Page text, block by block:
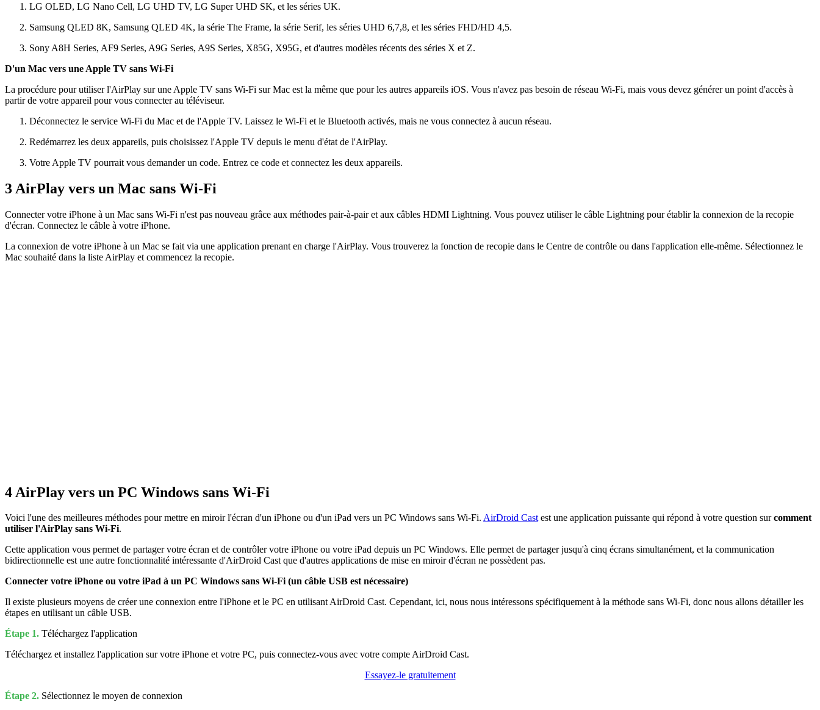
LG OLED, LG Nano Cell, LG UHD TV, LG Super UHD SK, et les séries UK.
Samsung QLED 8K, Samsung QLED 4K, la série The Frame, la série Serif, les séries UHD 6,7,8, et les séries FHD/HD 4,5.
Sony A8H Series, AF9 Series, A9G Series, A9S Series, X85G, X95G, et d'autres modèles récents des séries X et Z.
D'un Mac vers une Apple TV sans Wi-Fi
La procédure pour utiliser l'AirPlay sur une Apple TV sans Wi-Fi sur Mac est la même que pour les autres appareils iOS. Vous n'avez pas besoin de réseau Wi-Fi, mais vous devez générer un point d'accès à
partir de votre appareil pour vous connecter au téléviseur.
Déconnectez le service Wi-Fi du Mac et de l'Apple TV. Laissez le Wi-Fi et le Bluetooth activés, mais ne vous connectez à aucun réseau.
Redémarrez les deux appareils, puis choisissez l'Apple TV depuis le menu d'état de l'AirPlay.
Votre Apple TV pourrait vous demander un code. Entrez ce code et connectez les deux appareils.
3 AirPlay vers un Mac sans Wi-Fi
Connecter votre iPhone à un Mac sans Wi-Fi n'est pas nouveau grâce aux méthodes pair-à-pair et aux câbles HDMI Lightning. Vous pouvez utiliser le câble Lightning pour établir la connexion de la recopie
d'écran. Connectez le câble à votre iPhone.
La connexion de votre iPhone à un Mac se fait via une application prenant en charge l'AirPlay. Vous trouverez la fonction de recopie dans le Centre de contrôle ou dans l'application elle-même. Sélectionnez le
Mac souhaité dans la liste AirPlay et commencez la recopie.
4 AirPlay vers un PC Windows sans Wi-Fi
Voici l'une des meilleures méthodes pour mettre en miroir l'écran d'un iPhone ou d'un iPad vers un PC Windows sans Wi-Fi. AirDroid Castest une application puissante qui répond à votre question surcomment
utiliser l'AirPlay sans Wi-Fi.
Cette application vous permet de partager votre écran et de contrôler votre iPhone ou votre iPad depuis un PC Windows. Elle permet de partager jusqu'à cinq écrans simultanément, et la communication
bidirectionnelle est une autre fonctionnalité intéressante d'AirDroid Cast que d'autres applications de mise en miroir d'écran ne possèdent pas.
Connecter votre iPhone ou votre iPad à un PC Windows sans Wi-Fi (un câble USB est nécessaire)
Il existe plusieurs moyens de créer une connexion entre l'iPhone et le PC en utilisant AirDroid Cast. Cependant, ici, nous nous intéressons spécifiquement à la méthode sans Wi-Fi, donc nous allons détailler les
étapes en utilisant un câble USB.
Étape 1. Téléchargez l'application
Téléchargez et installez l'application sur votre iPhone et votre PC, puis connectez-vous avec votre compte AirDroid Cast.
Essayez-le gratuitement
Étape 2. Sélectionnez le moyen de connexion